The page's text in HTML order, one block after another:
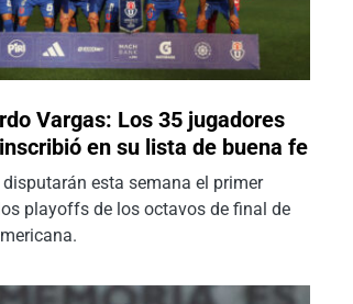
Vargas: Los 35 jugadores
en su lista de buena fe
esta semana el primer
playoffs de los octavos de final de